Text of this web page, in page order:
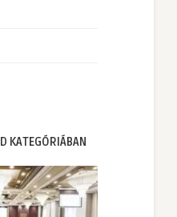
KATEGÓRIÁBAN